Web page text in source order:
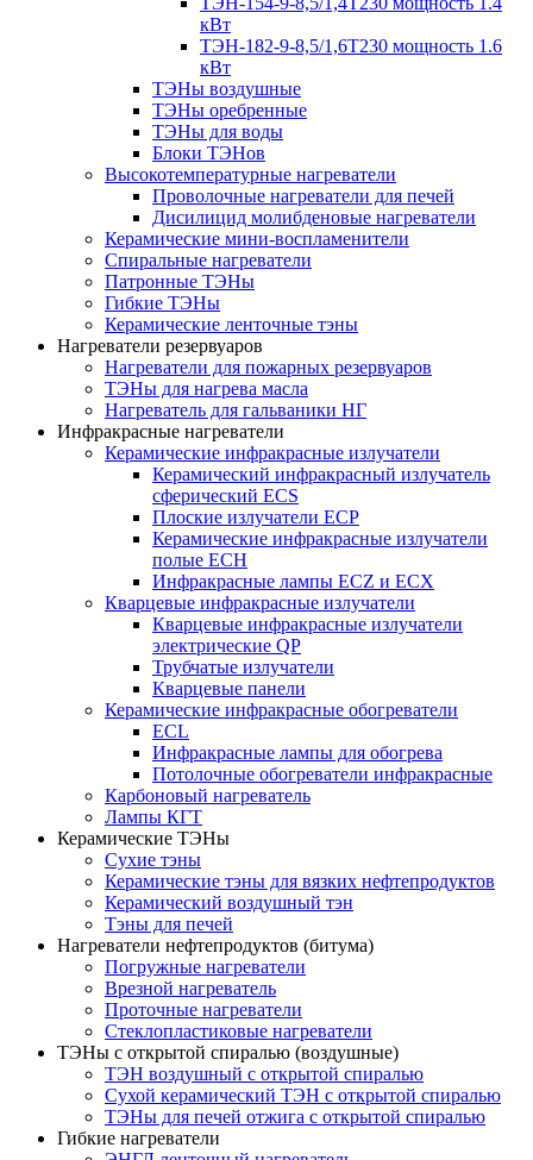
кВт
ТЭН-182-9-8,5/1,6Т230 мощность 1.6
кВт
ТЭНы воздушные
ТЭНы оребренные
ТЭНы для воды
Блоки ТЭНов
Высокотемпературные нагреватели
Проволочные нагреватели для печей
Дисилицид молибденовые нагреватели
Керамические мини-воспламенители
Спиральные нагреватели
Патронные ТЭНы
Гибкие ТЭНы
Керамические ленточные тэны
Нагреватели резервуаров
Нагреватели для пожарных резервуаров
ТЭНы для нагрева масла
Нагреватель для гальваники НГ
Инфракрасные нагреватели
Керамические инфракрасные излучатели
Керамический инфракрасный излучатель
сферический ECS
Плоские излучатели ECP
Керамические инфракрасные излучатели
полые ECH
Инфракрасные лампы ECZ и ECX
Кварцевые инфракрасные излучатели
Кварцевые инфракрасные излучатели
электрические QP
Трубчатые излучатели
Кварцевые панели
Керамические инфракрасные обогреватели
ECL
Инфракрасные лампы для обогрева
Потолочные обогреватели инфракрасные
Карбоновый нагреватель
Лампы КГТ
Керамические ТЭНы
Сухие тэны
Керамические тэны для вязких нефтепродуктов
Керамический воздушный тэн
Тэны для печей
Нагреватели нефтепродуктов (битума)
Погружные нагреватели
Врезной нагреватель
Проточные нагреватели
Стеклопластиковые нагреватели
ТЭНы с открытой спиралью (воздушные)
ТЭН воздушный с открытой спиралью
Сухой керамический ТЭН с открытой спиралью
ТЭНы для печей отжига с открытой спиралью
Гибкие нагреватели